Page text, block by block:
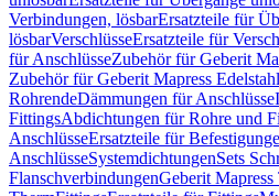
Verbindungen, lösbarErsatzteile für
lösbarVerschlüsseErsatzteile für
für AnschlüsseZubehör für Geberit
Zubehör für Geberit Mapress Edelstahl
RohrendeDämmungen für Anschlüsse
FittingsAbdichtungen für Rohre und
AnschlüsseErsatzteile für
AnschlüsseSystemdichtungenSets
FlanschverbindungenGeberit Mapress